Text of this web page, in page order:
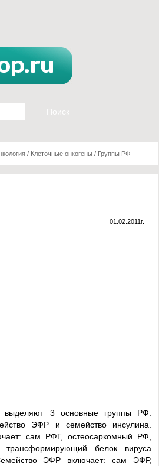
/ Клеточные онкогены / Группы РФ
01.02.2011г.
выделяют 3 основные группы РФ:
ЭФР и семейство инсулина.
сам РФТ, остеосаркомный РФ,
белок вируса
ЭФР включает: сам ЭФР,